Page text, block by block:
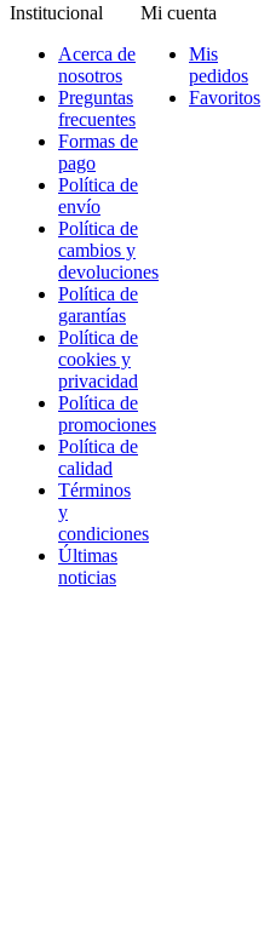
Institucional
Acerca de
nosotros
Preguntas
frecuentes
Formas de
pago
Política de
envío
Política de
cambios y
devoluciones
Política de
garantías
Política de
cookies y
privacidad
Política de
promociones
Política de
calidad
Términos
y
condiciones
Últimas
noticias
Mi cuenta
Mis
pedidos
Favoritos